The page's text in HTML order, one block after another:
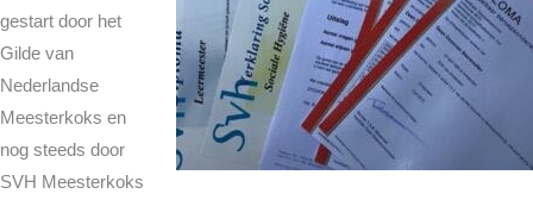
gestart door het
Gilde van
Nederlandse
Meesterkoks en
nog steeds door
SVH Meesterkoks